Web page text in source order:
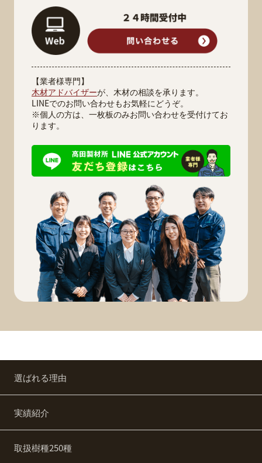
【業者様専門】
木材アドバイザーが、木材の相談を承ります。
LINEでのお問い合わせもお気軽にどうぞ。
※個人の方は、一枚板のみお問い合わせを受付けてお
ります。
選ばれる理由
実績紹介
取扱樹種250種